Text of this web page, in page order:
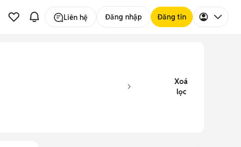
Liên hệ Đăng nhập Đăng tin
Xoá
lọc